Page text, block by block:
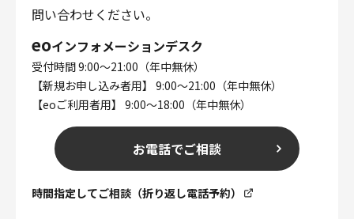
問い合わせください。
eoインフォメーションデスク
受付時間 9:00～21:00（年中無休）
【新規お申し込み者用】 9:00～21:00（年中無休）
【eoご利用者用】 9:00～18:00（年中無休）
お電話でご相談
時間指定してご相談（折り返し電話予約）